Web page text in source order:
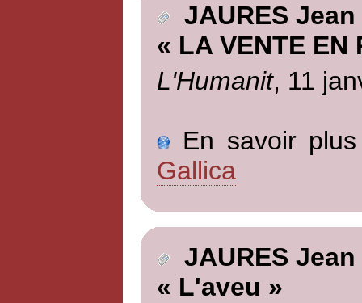
JAURES Jean
« LA VENTE EN
L'Humanit, 11
En savoir
Gallica
JAURES Jean
« L'aveu »